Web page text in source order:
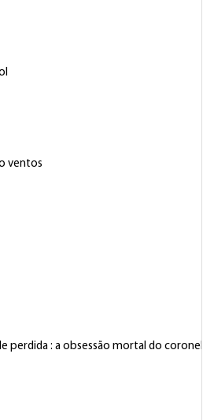
ventos
perdida : a obsessão mortal do coronel